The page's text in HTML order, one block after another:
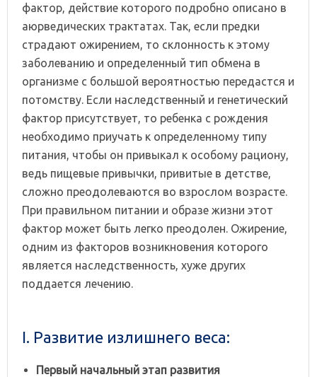
фактор, действие которого подробно описано в
аюрведических трактатах. Так, если предки
страдают ожирением, то склонность к этому
заболеванию и определенный тип обмена в
организме с большой вероятностью передастся и
потомству. Если наследственный и генетический
фактор присутствует, то ребенка с рождения
необходимо приучать к определенному типу
питания, чтобы он привыкал к особому рациону,
ведь пищевые привычки, привитые в детстве,
сложно преодолеваются во взрослом возрасте.
При правильном питании и образе жизни этот
фактор может быть легко преодолен. Ожирение,
одним из факторов возникновения которого
является наследственность, хуже других
поддается лечению.
I. Развитие излишнего веса:
Первый начальный этап развития